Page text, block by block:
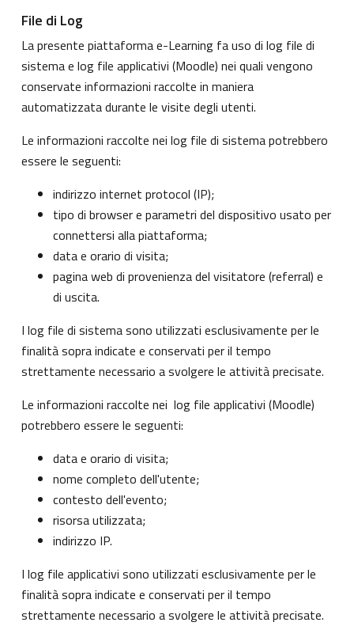
File di Log
La presente piattaforma e-Learning fa uso di log file di
sistema e log file applicativi (Moodle) nei quali vengono
conservate informazioni raccolte in maniera
automatizzata durante le visite degli utenti.
Le informazioni raccolte nei log file di sistema potrebbero
essere le seguenti:
indirizzo internet protocol (IP);
tipo di browser e parametri del dispositivo usato per
connettersi alla piattaforma;
data e orario di visita;
pagina web di provenienza del visitatore (referral) e
di uscita.
I log file di sistema sono utilizzati esclusivamente per le
finalità sopra indicate e conservati per il tempo
strettamente necessario a svolgere le attività precisate.
Le informazioni raccolte nei log file applicativi (Moodle)
potrebbero essere le seguenti:
data e orario di visita;
nome completo dell'utente;
contesto dell'evento;
risorsa utilizzata;
indirizzo IP.
I log file applicativi sono utilizzati esclusivamente per le
finalità sopra indicate e conservati per il tempo
strettamente necessario a svolgere le attività precisate.